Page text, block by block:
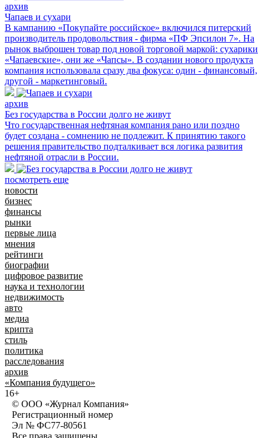
архив
Чапаев и сухари
В кампанию «Покупайте российское» включился питерский
производитель продовольствия - фирма «ПФ Эпсилон 7». На
рынок выброшен товар под новой торговой маркой: сухарики
«Чапаевские», они же «Чапсы». В создании нового продукта
компания использовала сразу два фокуса: один - финансовый,
другой - маркетинговый.
архив
Без государства в России долго не живут
Что государственная нефтяная компания рано или поздно
будет создана - сомнению не подлежит. К принятию такого
решения правительство подталкивает вся логика развития
нефтяной отрасли в России.
посмотреть еще
новости
бизнес
финансы
рынки
первые лица
мнения
рейтинги
биографии
цифровое развитие
наука и технологии
недвижимость
авто
медиа
крипта
стиль
политика
расследования
архив
«Компания будущего»
16+
© ООО «Журнал Компания»
Регистрационный номер
Эл № ФС77-80561
Все права защищены